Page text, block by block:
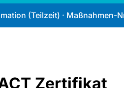
(Teilzeit) · Maßnahmen-
Zertifikat